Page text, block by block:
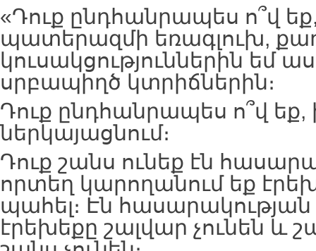
«Դուք ընդհանրապես ո՞վ
պատերազմի եռագլուխ,
կուսակցություններին եմ
սրբապիղծ կտրիճներին։
Դուք ընդհանրապես ո՞վ եք,
ներկայացնում։
Դուք շանս ունեք էն
որտեղ կարողանում եք
պահել։ Էն հասարակության
էրեխեքը շալվար չունեն և